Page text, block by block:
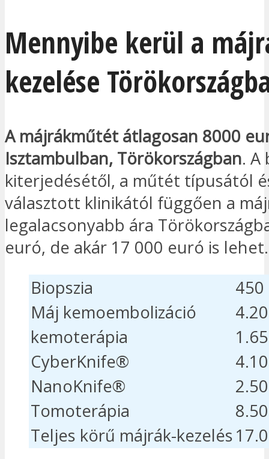
Mennyibe kerül a
kezelése
A májrákműtét átlagosan 8000
Isztambulban, Törökországban. A
kiterjedésétől, a műtét típusától
választott klinikától függően a
legalacsonyabb ára
euró, de akár 17 000 euró is lehet.
Biopszia
450
Máj kemoembolizáció
kemoterápia
CyberKnife®
NanoKnife®
Tomoterápia
Teljes körű májrák-kezelés